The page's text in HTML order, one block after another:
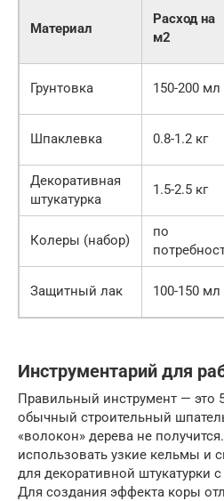
Материал
Расход на
м2
Грунтовка 150-200 мл
Шпаклевка 0.8-1.2 кг
Декоративная
штукатурка
1.5-2.5 кг
Колеры (набор)
по
Защитный лак 100-150 мл
Инструментарий для
Правильный инструмент — это
обычный строительный
«волокон» дерева не
использовать узкие кельмы и
для декоративной штукатурки
Для создания эффекта коры